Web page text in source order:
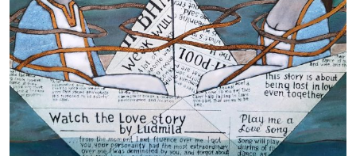
БАЙЦАЕВА ЛЮДМИЛА